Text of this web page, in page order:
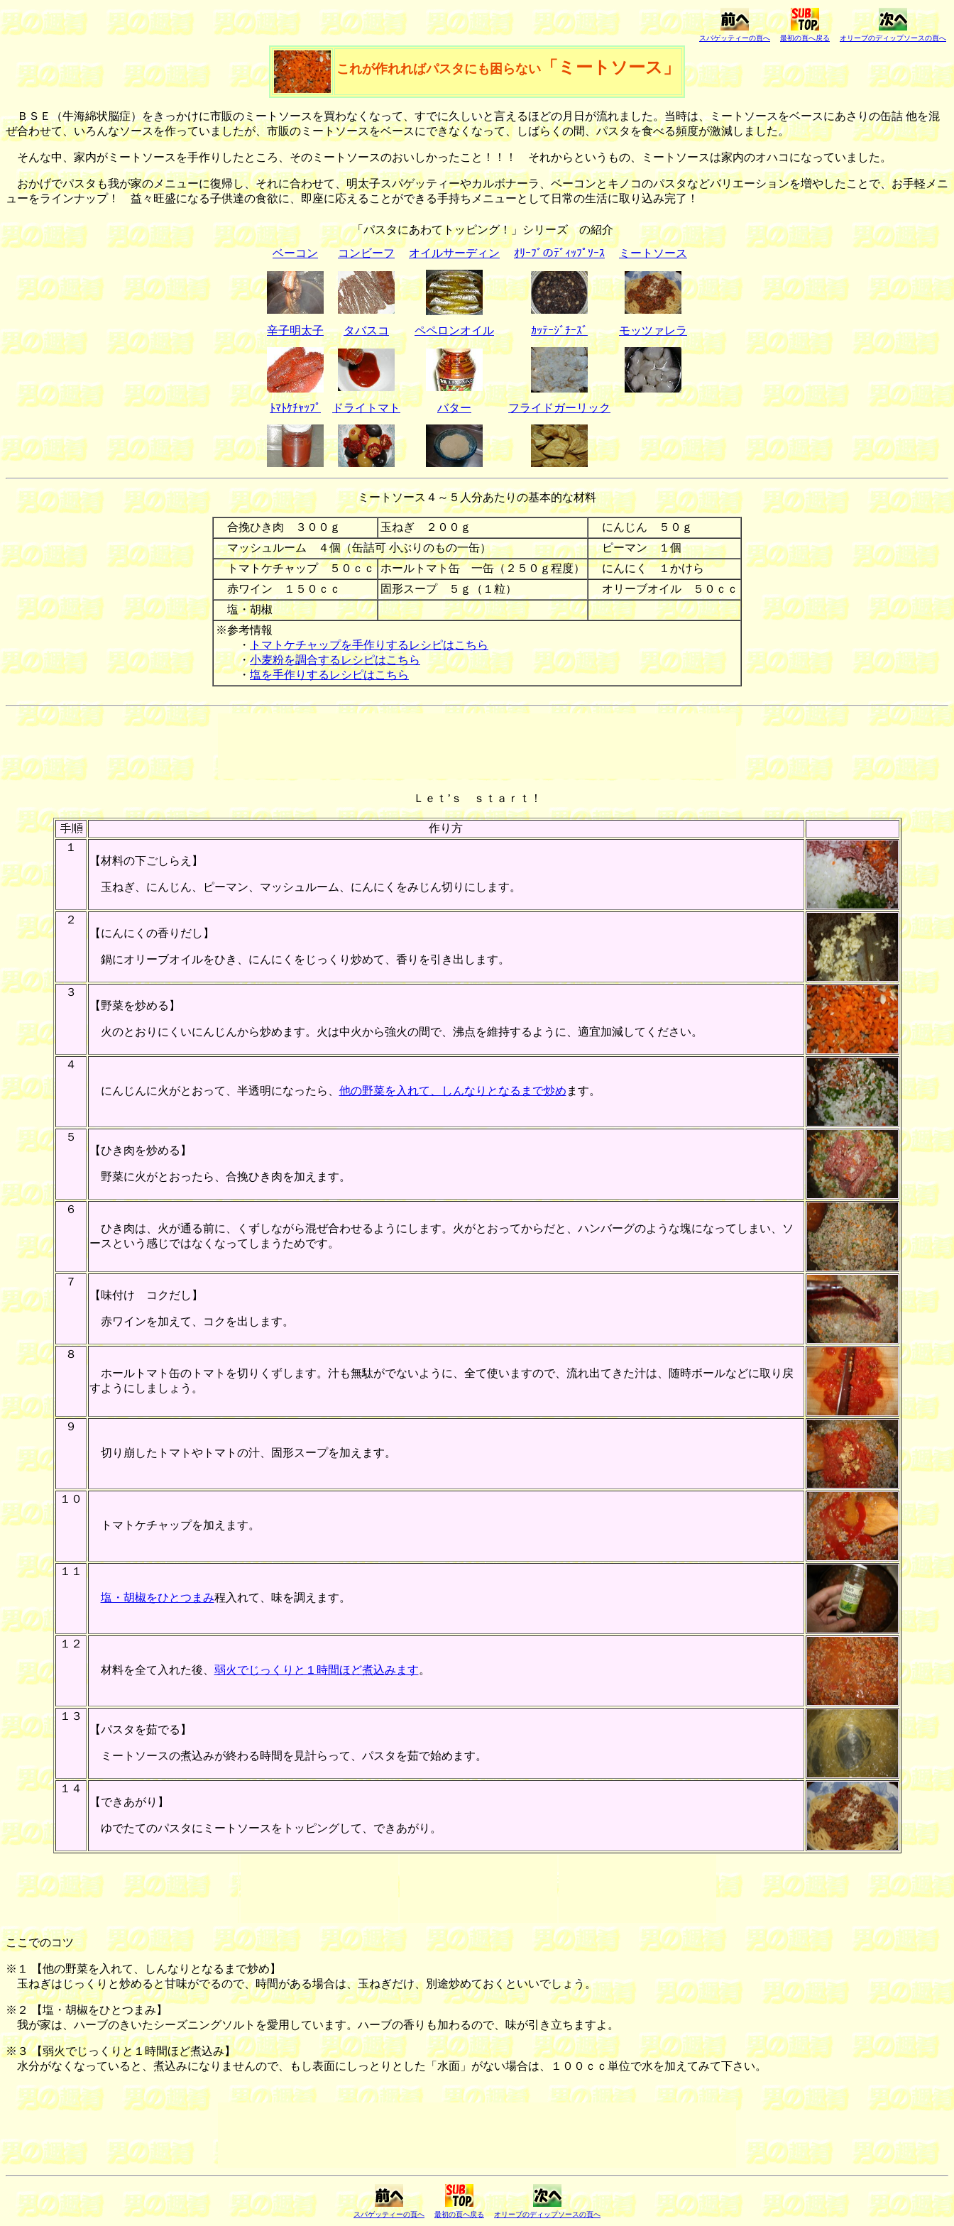
スパゲッティーの頁へ 最初の頁へ戻る オリーブのディップソースの頁へ
これが作れればパスタにも困らない 「ミートソース」
ＢＳＥ（牛海綿状脳症）をきっかけに市販のミートソースを買わなくなって、すでに久しいと言えるほどの月日が流れました。当時は、ミートソースをベースにあさりの缶詰 他を混
ぜ合わせて、いろんなソースを作っていましたが、市販のミートソースをベースにできなくなって、しばらくの間、パスタを食べる頻度が激減しました。
そんな中、家内がミートソースを手作りしたところ、そのミートソースのおいしかったこと！！！ それからというもの、ミートソースは家内のオハコになっていました。
おかげでパスタも我が家のメニューに復帰し、それに合わせて、明太子スパゲッティーやカルボナーラ、ベーコンとキノコのパスタなどバリエーションを増やしたことで、お手軽メニ
ューをラインナップ！ 益々旺盛になる子供達の食欲に、即座に応えることができる手持ちメニューとして日常の生活に取り込み完了！
「パスタにあわてトッピング！」シリーズ の紹介
ベーコン
コンビーフ オイルサーディン ｵﾘｰﾌﾞのﾃﾞｨｯﾌﾟｿｰｽ ミートソース
辛子明太子 タバスコ ペペロンオイル ｶｯﾃｰｼﾞﾁｰｽﾞ モッツァレラ
ﾄﾏﾄｹﾁｬｯﾌﾟ ドライトマト バター フライドガーリック
ミートソース４～５人分あたりの基本的な材料
合挽ひき肉 ３００ｇ 玉ねぎ ２００ｇ
にんじん ５０ｇ
マッシュルーム ４個（缶詰可 小ぶりのもの一缶）
ピーマン １個
トマトケチャップ ５０ｃｃ ホールトマト缶 一缶（２５０ｇ程度） にんにく １かけら
赤ワイン １５０ｃｃ
固形スープ ５ｇ（１粒）
オリーブオイル ５０ｃｃ
塩・胡椒
※参考情報
・
トマトケチャップを手作りするレシピはこちら
・小麦粉を調合するレシピはこちら
・塩を手作りするレシピはこちら
Ｌｅｔ’ｓ ｓｔａｒｔ！
作り方
１
【材料の下ごしらえ】
玉ねぎ、にんじん、ピーマン、マッシュルーム、にんにくをみじん切りにします。
２
【にんにくの香りだし】
鍋にオリーブオイルをひき、にんにくをじっくり炒めて、香りを引き出します。
３
【野菜を炒める】
火のとおりにくいにんじんから炒めます。火は中火から強火の間で、沸点を維持するように、適宜加減してください。
４
にんじんに火がとおって、半透明になったら、 他の野菜を入れて、しんなりとなるまで炒め ます。
５
【ひき肉を炒める】
野菜に火がとおったら、合挽ひき肉を加えます。
６
ひき肉は、火が通る前に、くずしながら混ぜ合わせるようにします。火がとおってからだと、ハンバーグのような塊になってしまい、ソ
ースという感じではなくなってしまうためです。
７
【味付け コクだし】
赤ワインを加えて、コクを出します。
８
ホールトマト缶のトマトを切りくずします。汁も無駄がでないように、全て使いますので、流れ出てきた汁は、随時ボールなどに取り戻
すようにしましょう。
９
切り崩したトマトやトマトの汁、固形スープを加えます。
１０
トマトケチャップを加えます。
１１
塩・胡椒をひとつまみ程入れて、味を調えます。
１２
材料を全て入れた後、 弱火でじっくりと１時間ほど煮込みます。
１３
【パスタを茹でる】
ミートソースの煮込みが終わる時間を見計らって、パスタを茹で始めます。
１４
【できあがり】
ゆでたてのパスタにミートソースをトッピングして、できあがり。
ここでのコツ
※１ 【他の野菜を入れて、しんなりとなるまで炒め 】
玉ねぎはじっくりと炒めると甘味がでるので、時間がある場合は、玉ねぎだけ、別途炒めておくといいでしょう。
※２ 【塩・胡椒をひとつまみ 】
我が家は、ハーブのきいたシーズニングソルトを愛用しています。ハーブの香りも加わるので、味が引き立ちますよ。
※３ 【弱火でじっくりと１時間ほど煮込み】
水分がなくなっていると、煮込みになりませんので、もし表面にしっとりとした「水面」がない場合は、１００ｃｃ単位で水を加えてみて下さい。
スパゲッティーの頁へ 最初の頁へ戻る オリーブのディップソースの頁へ